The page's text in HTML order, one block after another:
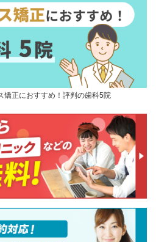
矯正におすすめ！評判の歯科5院